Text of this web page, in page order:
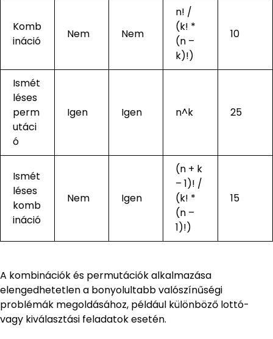
Komb
ináció
Nem Nem
n! /
(k! *
(n –
k)!)
10
Ismét
léses
perm
utáci
ó
Igen Igen n^k 25
Ismét
léses
komb
ináció
Nem Igen
(n + k
– 1)! /
(k! *
(n –
1)!)
15
A kombinációk és permutációk alkalmazása
elengedhetetlen a bonyolultabb valószínűségi
problémák megoldásához, például különböző lottó-
vagy kiválasztási feladatok esetén.